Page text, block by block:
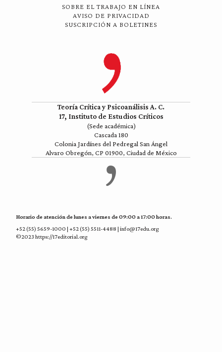
SOBRE EL TRABAJO EN LÍNEA
AVISO DE PRIVACIDAD
SUSCRIPCIÓN A BOLETINES
Teoría Crítica y Psicoanálisis A. C.
17, Instituto de Estudios Críticos
(Sede académica)
Cascada 180
Colonia Jardínes del Pedregal San Ángel
Alvaro Obregón, CP 01900, Ciudad de México
Horario de atención de lunes a viernes de 09:00 a 17:00 horas.
+52 (55) 5659-1000 | +52 (55) 5511-4488 | info@17edu.org
©2023 https://17editorial.org